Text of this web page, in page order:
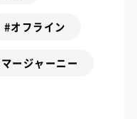
#オフライン
ージャーニー